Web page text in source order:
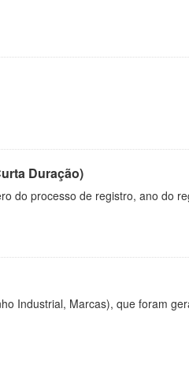
Duração)
do processo de registro, ano do
Industrial, Marcas), que foram